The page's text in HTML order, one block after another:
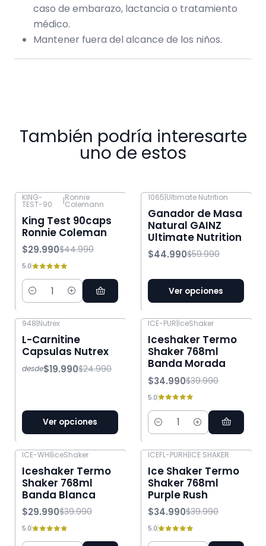
caso de embarazo, lactancia o tratamiento
médico.
Mantener fuera del alcance de los niños.
También podría interesarte
uno de estos
-33% OFF
KING-
TEST-90 |Ronnie
Colemann
King Test 90caps
Ronnie Coleman
$29.990$44.990
5.0
Cantidad
1065|Ultimate Nutrition
Ganador de Masa
Natural GAINZ
Ultimate Nutrition
$44.990$59.990
Ver opciones
948|Nutrex
L-Carnitine
Capsulas Nutrex
desde$19.990$24.990
Ver opciones
ICE-PUR|IceShaker
Iceshaker Termo
Shaker 768ml
Banda Morada
$34.990$39.990
5.0
Cantidad
ICE-WHI|iceShaker
Iceshaker Termo
Shaker 768ml
Banda Blanca
$29.990$39.990
5.0
ICEFL-PURH|ICE SHAKER
Ice Shaker Termo
Shaker 768ml
Purple Rush
$34.990$39.990
5.0